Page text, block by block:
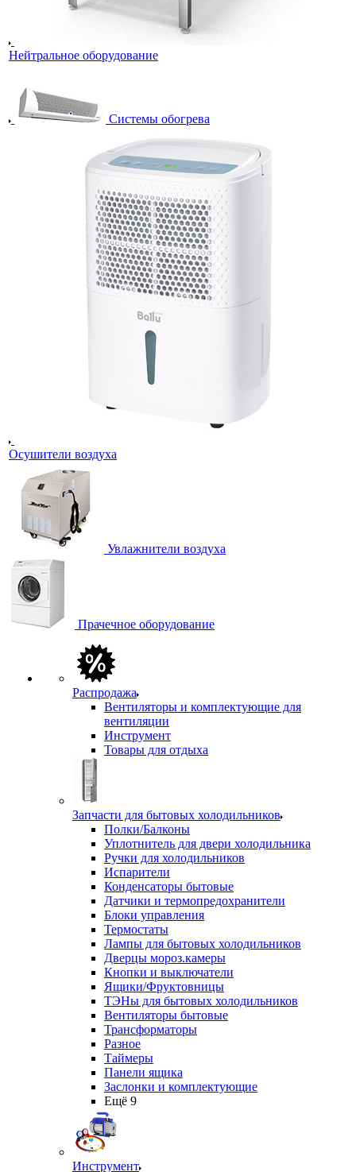
Нейтральное оборудование
Системы обогрева
Осушители воздуха
Увлажнители воздуха
Прачечное оборудование
Распродажа
Вентиляторы и комплектующие для
вентиляции
Инструмент
Товары для отдыха
Запчасти для бытовых холодильников
Полки/Балконы
Уплотнитель для двери холодильника
Ручки для холодильников
Испарители
Конденсаторы бытовые
Датчики и термопредохранители
Блоки управления
Термостаты
Лампы для бытовых холодильников
Дверцы мороз.камеры
Кнопки и выключатели
Ящики/Фруктовницы
ТЭНы для бытовых холодильников
Вентиляторы бытовые
Трансформаторы
Разное
Таймеры
Панели ящика
Заслонки и комплектующие
Ещё 9
Инструмент